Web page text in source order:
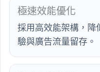
極速效能優化
採用高效能架構，降
驗與廣告流量留存。